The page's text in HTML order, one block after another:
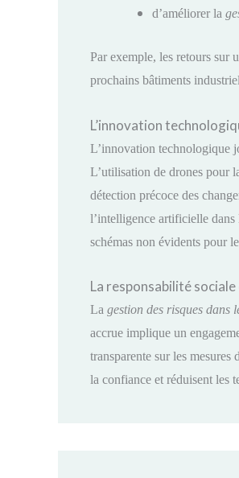
d’améliorer la
Par exemple, les retours sur
prochains bâtiments
L’innovation
L’innovation technologique
L’utilisation de drones pour
détection précoce des
l’intelligence artificielle dans
schémas non évidents pour
La responsabilité
La gestion des risques dans
accrue implique un
transparente sur les
la confiance et réduisent les